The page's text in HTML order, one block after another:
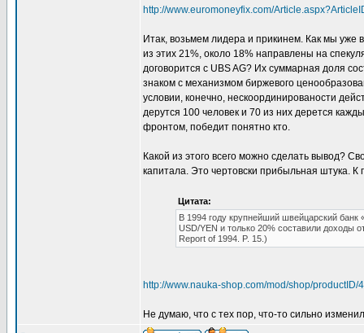
http://www.euromoneyfix.com/
Итак, возьмем лидера и прикинем. Как мы уже
из этих 21%, около 18% направлены на
договорится с UBS AG? Их суммарная доля
знаком с механизмом биржевого
условии, конечно, нескоординированости
дерутся 100 человек и 70 из них дерется
фронтом, победит понятно кто.
Какой из этого всего можно сделать вывод?
капитала. Это чертовски прибыльная штука. К
Цитата:
В 1994 году крупнейший швейцарский
USD/YEN и только 20% составили доходы
Report of 1994. P. 15.)
http://www.nauka-shop.com/mod/shop/productID/
Не думаю, что с тех пор, что-то сильно